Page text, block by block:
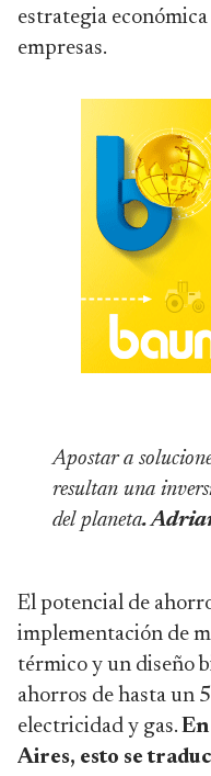
estrategia
empresas.
Apostar a
resultan una
del planeta.
El potencial de
implementación de
térmico y un diseño
ahorros de hasta un
electricidad y gas. En
Aires, esto se